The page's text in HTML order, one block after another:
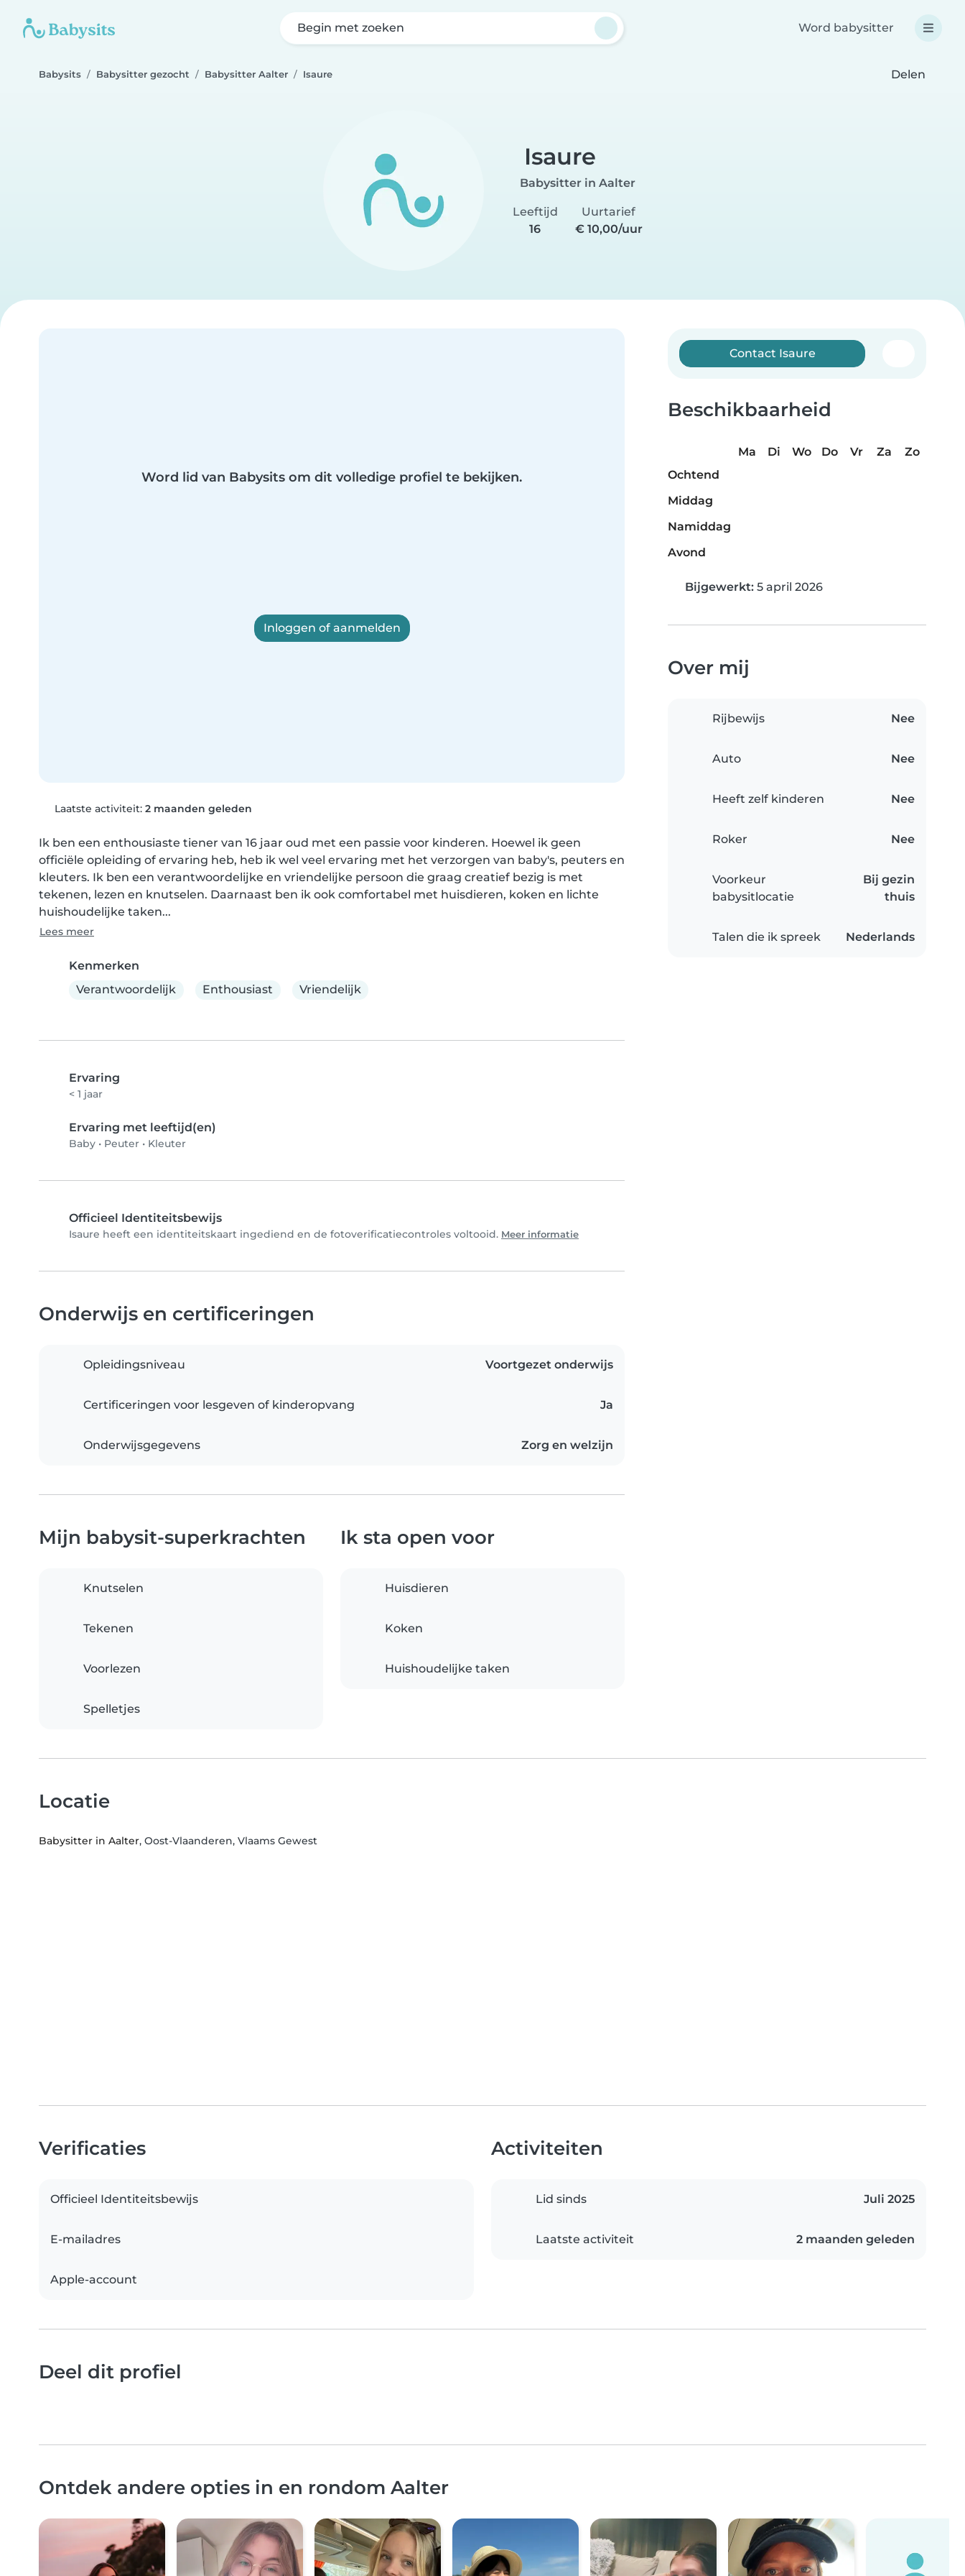
Begin met zoeken Word babysitter
Babysits Babysitter gezocht Babysitter Aalter Isaure Delen
Isaure
Babysitter in Aalter
Leeftijd
16
Uurtarief
€ 10,00/uur
Word lid van Babysits om dit volledige profiel te bekijken.
Inloggen of aanmelden
Laatste activiteit: 2 maanden geleden
Ik ben een enthousiaste tiener van 16 jaar oud met een passie voor kinderen. Hoewel ik geen
officiële opleiding of ervaring heb, heb ik wel veel ervaring met het verzorgen van baby's, peuters en
kleuters. Ik ben een verantwoordelijke en vriendelijke persoon die graag creatief bezig is met
tekenen, lezen en knutselen. Daarnaast ben ik ook comfortabel met huisdieren, koken en lichte
huishoudelijke taken...
Lees meer
Kenmerken
Verantwoordelijk
Enthousiast Vriendelijk
Ervaring
< 1 jaar
Ervaring met leeftijd(en)
Baby • Peuter • Kleuter
Officieel Identiteitsbewijs
Isaure heeft een identiteitskaart ingediend en de fotoverificatiecontroles voltooid. Meer informatie
Contact Isaure
Beschikbaarheid
Ma Di Wo Do Vr Za
Zo
Ochtend
Middag
Namiddag
Avond
Bijgewerkt: 5 april 2026
Over mij
Rijbewijs Nee
Auto Nee
Heeft zelf kinderen Nee
Roker Nee
Voorkeur
babysitlocatie
Bij gezin
thuis
Talen die ik spreek Nederlands
Onderwijs en certificeringen
Opleidingsniveau Voortgezet onderwijs
Certificeringen voor lesgeven of kinderopvang Ja
Onderwijsgegevens Zorg en welzijn
Mijn babysit-superkrachten
Knutselen
Tekenen
Voorlezen
Spelletjes
Ik sta open voor
Huisdieren
Koken
Huishoudelijke taken
Locatie
Babysitter in Aalter, Oost-Vlaanderen, Vlaams Gewest
Verificaties
Officieel Identiteitsbewijs
E-mailadres
Apple-account
Activiteiten
Lid sinds Juli 2025
Laatste activiteit 2 maanden geleden
Deel dit profiel
Ontdek andere opties in en rondom Aalter